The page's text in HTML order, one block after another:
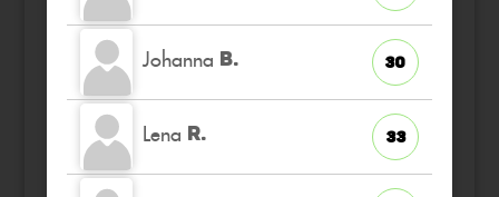
Johanna B. 30
Lena R. 33